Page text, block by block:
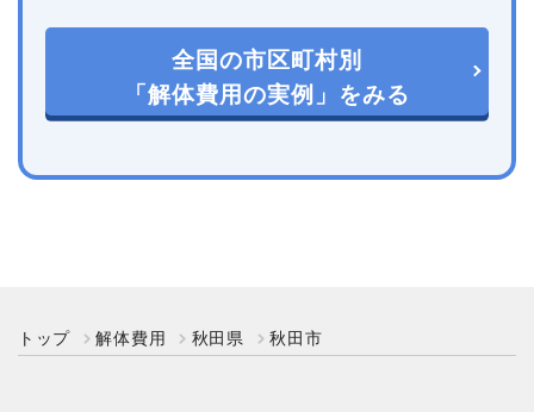
全国の市区町村別
「解体費用の実例」をみる
トップ 解体費用 秋田県 秋田市